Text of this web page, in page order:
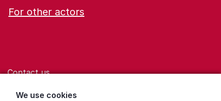
We use cookies
For other actors
Contact us
Help for those who are living with violence